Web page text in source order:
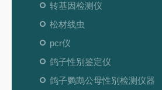
转基因检测仪
松材线虫
pcr仪
鸽子性别鉴定仪
鸽子鹦鹉公母性别检测仪器